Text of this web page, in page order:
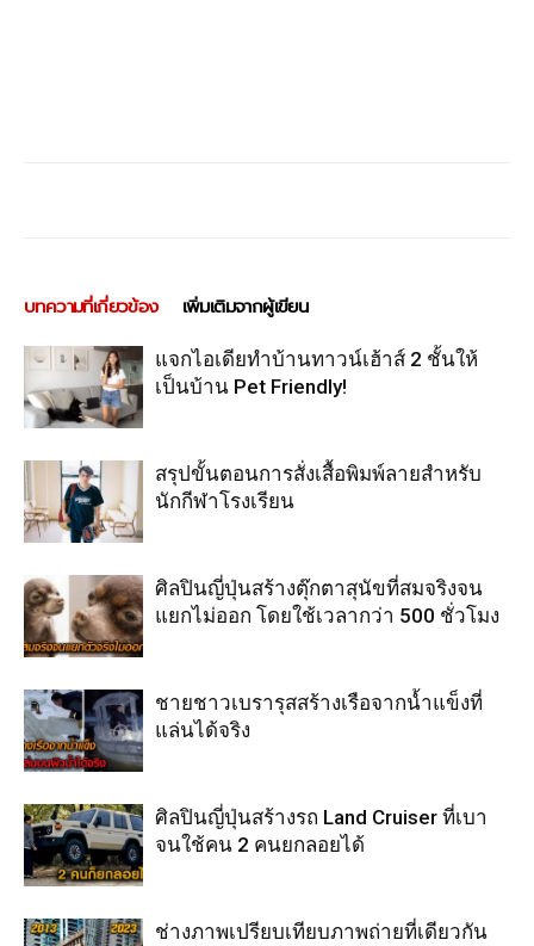
บทความที่เกี่ยวข้อง เพิ่มเติมจากผู้เขียน
แจกไอเดียทำบ้านทาวน์เฮ้าส์ 2 ชั้นให้
เป็นบ้าน Pet Friendly!
สรุปขั้นตอนการสั่งเสื้อพิมพ์ลายสำหรับ
นักกีฬาโรงเรียน
ศิลปินญี่ปุ่นสร้างตุ๊กตาสุนัขที่สมจริงจน
แยกไม่ออก โดยใช้เวลากว่า 500 ชั่วโมง
ชายชาวเบรารุสสร้างเรือจากน้ำแข็งที่
แล่นได้จริง
ศิลปินญี่ปุ่นสร้างรถ Land Cruiser ที่เบา
จนใช้คน 2 คนยกลอยได้
ช่างภาพเปรียบเทียบภาพถ่ายที่เดียวกัน